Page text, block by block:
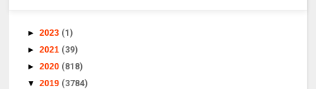
►2023 (1)
►2021 (39)
►2020 (818)
▼2019 (3784)